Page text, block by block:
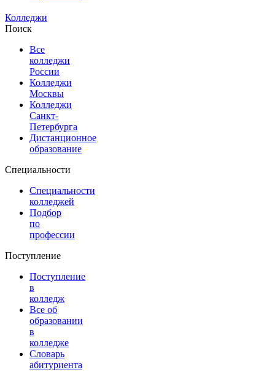
Колледжи
Поиск
Все
колледжи
России
Колледжи
Москвы
Колледжи
Санкт-
Петербурга
Дистанционное
образование
Специальности
Специальности
колледжей
Подбор
по
профессии
Поступление
Поступление
в
колледж
Все об
образовании
в
колледже
Словарь
абитуриента